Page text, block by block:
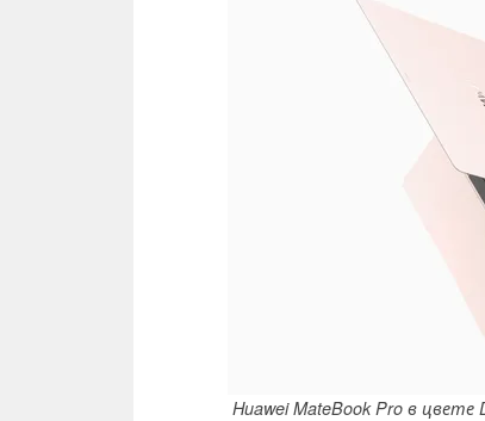
Huawei MateBook Pro в